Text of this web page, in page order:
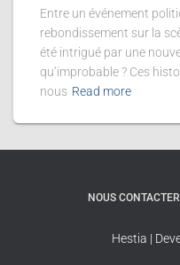
Entre un événement
rebondissement sur la
été intrigué par une
qu’improbable ? Ces
nous Read more
NOUS CONTACTER
Hestia |